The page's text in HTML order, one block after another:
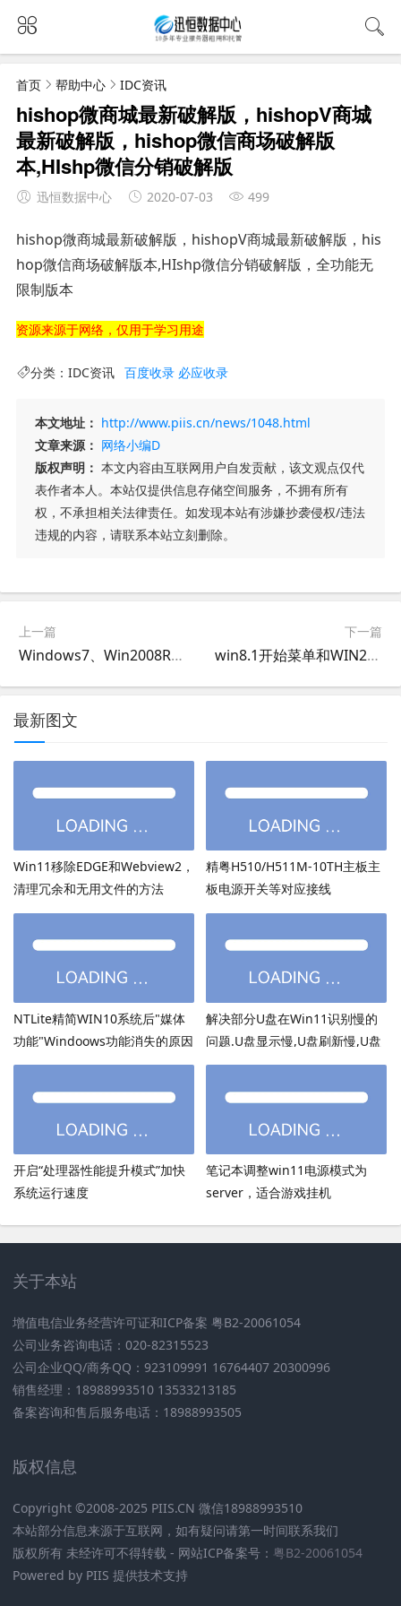
首页 帮助中心 IDC资讯
hishop微商城最新破解版，hishopV商城
最新破解版，hishop微信商场破解版
本,HIshp微信分销破解版
迅恒数据中心 2020-07-03 499
hishop微商城最新破解版，hishopV商城最新破解版，his
hop微信商场破解版本,HIshp微信分销破解版，全功能无
限制版本
资源来源于网络，仅用于学习用途
分类： IDC资讯 百度收录 必应收录
本文地址： http://www.piis.cn/news/1048.html
文章来源： 网络小编D
版权声明： 本文内容由互联网用户自发贡献，该文观点仅代
表作者本人。本站仅提供信息存储空间服务，不拥有所有
权，不承担相关法律责任。如发现本站有涉嫌抄袭侵权/违法
违规的内容，请联系本站立刻删除。
上一篇
Windows7、Win2008R2操作系统减肥攻略WIN7精简
下一篇
win8.1开始菜单和WIN2012R2开始菜单StartIsBack+破解版
最新图文
Win11移除EDGE和Webview2，
清理冗余和无用文件的方法
精粤H510/H511M-10TH主板主
板电源开关等对应接线
NTLite精简WIN10系统后"媒体
功能"Windoows功能消失的原因
解决部分U盘在Win11识别慢的
问题.U盘显示慢,U盘刷新慢,U盘
加载慢
开启“处理器性能提升模式”加快
系统运行速度
笔记本调整win11电源模式为
server，适合游戏挂机
关于本站
增值电信业务经营许可证和ICP备案 粤B2-20061054
公司业务咨询电话：020-82315523
公司企业QQ/商务QQ：923109991 16764407 20300996
销售经理：18988993510 13533213185
备案咨询和售后服务电话：18988993505
版权信息
Copyright ©2008-2025 PIIS.CN 微信18988993510
本站部分信息来源于互联网，如有疑问请第一时间联系我们
版权所有 未经许可不得转载 - 网站ICP备案号： 粤B2-20061054
Powered by PIIS 提供技术支持